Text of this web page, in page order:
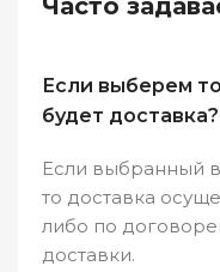
Часто
Если выберем
будет доставка?
Если выбранный
то доставка
либо по
доставки.